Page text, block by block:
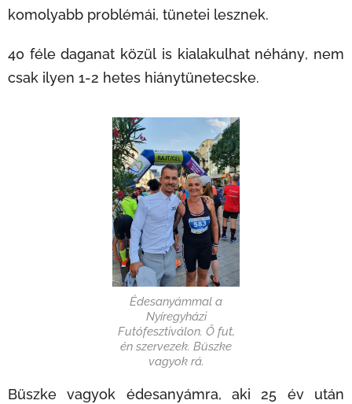
komolyabb problémái, tünetei lesznek.
40 féle daganat közül is kialakulhat néhány, nem
csak ilyen 1-2 hetes hiánytünetecske.
Édesanyámmal a
Nyíregyházi
Futófesztiválon. Ő fut,
én szervezek. Büszke
vagyok rá.
Büszke vagyok édesanyámra, aki 25 év után